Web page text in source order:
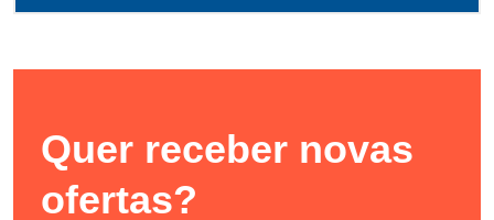
Quer receber novas
ofertas?